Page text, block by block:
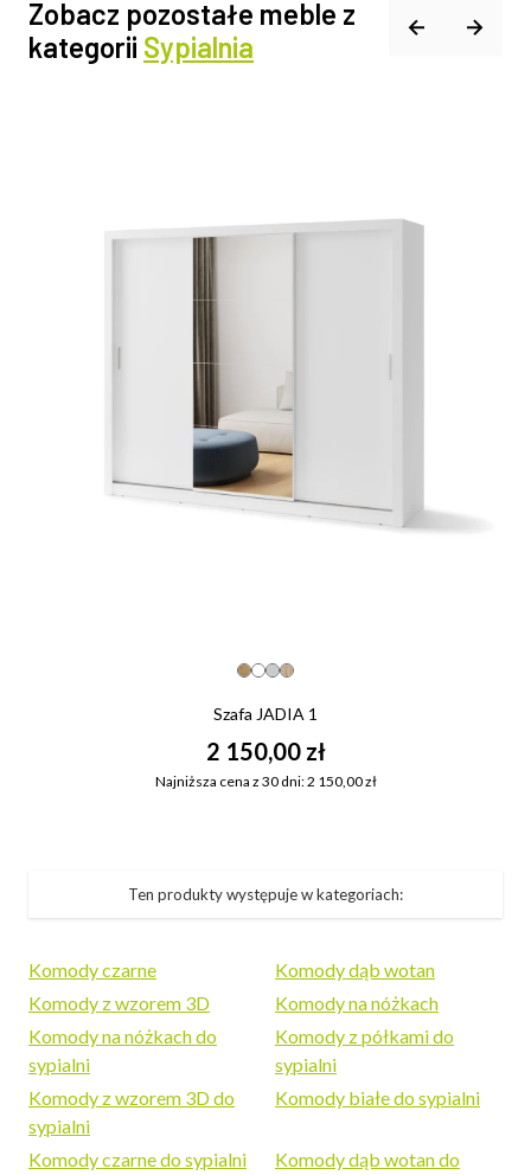
Zobacz pozostałe meble z
kategorii Sypialnia
Szafa JADIA 1
2 150,00 zł
Najniższa cena z 30 dni: 2 150,00 zł
Ten produkty występuje w kategoriach:
Komody czarne
Komody dąb wotan
Komody z wzorem 3D
Komody na nóżkach
Komody na nóżkach do
sypialni
Komody z półkami do
sypialni
Komody z wzorem 3D do
sypialni
Komody białe do sypialni
Komody czarne do sypialni
Komody dąb wotan do